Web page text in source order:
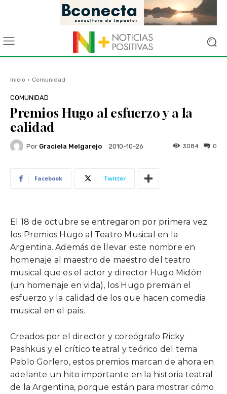
Inicio Comunidad
COMUNIDAD
Premios Hugo al esfuerzo y a la
calidad
Por Graciela Melgarejo 2010-10-26 0
3084
Facebook Twitter
El 18 de octubre se entregaron por primera vez
los Premios Hugo al Teatro Musical en la
Argentina. Además de llevar este nombre en
homenaje al maestro de maestro del teatro
musical que es el actor y director Hugo Midón
(un homenaje en vida), los Hugo premian el
esfuerzo y la calidad de los que hacen comedia
musical en el país.
Creados por el director y coreógrafo Ricky
Pashkus y el crítico teatral y teórico del tema
Pablo Gorlero, estos premios marcan de ahora en
adelante un hito importante en la historia teatral
de la Argentina, porque están para mostrar cómo